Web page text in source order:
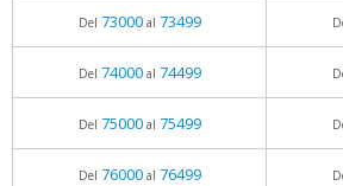
Del 73000al 73499
Del 74000al 74499
Del 75000al 75499
Del 76000al 76499